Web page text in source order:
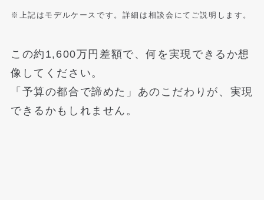
※上記はモデルケースです。詳細は相談会にてご説明します。
この約1,600万円差額で、何を実現できるか想
像してください。
「予算の都合で諦めた」あのこだわりが、実現
できるかもしれません。